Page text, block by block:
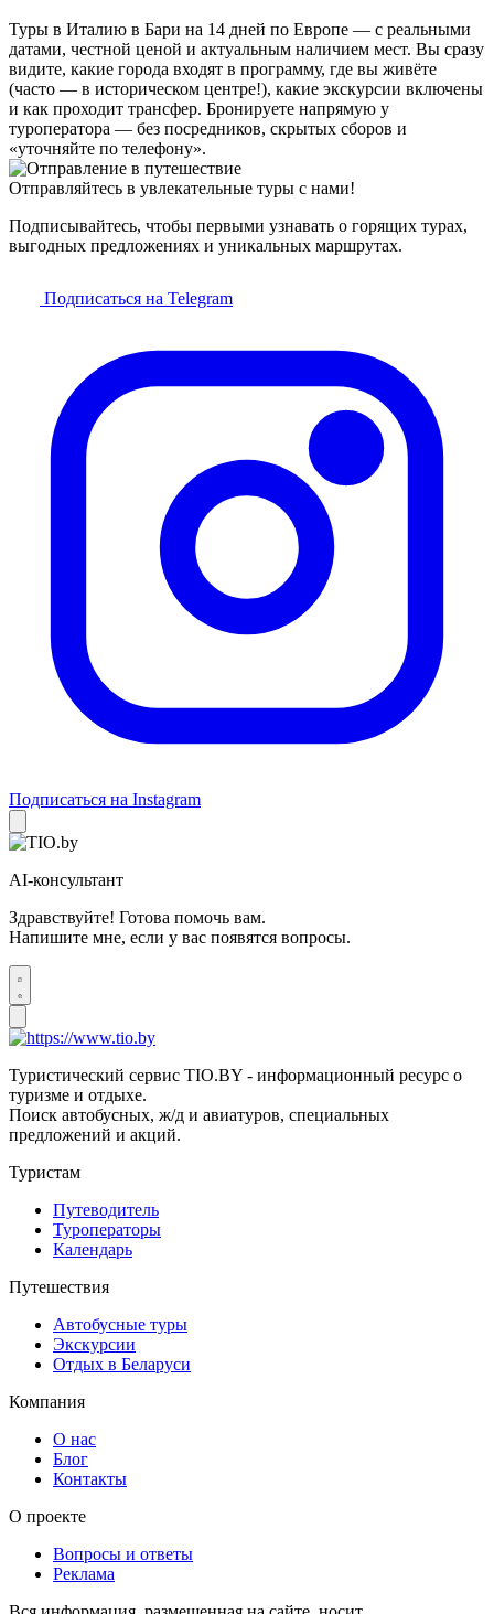
Туры в Италию в Бари на 14 дней по Европе — с реальными
датами, честной ценой и актуальным наличием мест. Вы сразу
видите, какие города входят в программу, где вы живёте
(часто — в историческом центре!), какие экскурсии включены
и как проходит трансфер. Бронируете напрямую у
туроператора — без посредников, скрытых сборов и
«уточняйте по телефону».
Отправляйтесь в увлекательные туры с нами!
Подписывайтесь, чтобы первыми узнавать о горящих турах,
выгодных предложениях и уникальных маршрутах.
Подписаться на Telegram
Подписаться на Instagram
AI-консультант
Здравствуйте! Готова помочь вам.
Напишите мне, если у вас появятся вопросы.
Туристический сервис TIO.BY - информационный ресурс о
туризме и отдыхе.
Поиск автобусных, ж/д и авиатуров, специальных
предложений и акций.
Туристам
Путеводитель
Туроператоры
Календарь
Путешествия
Автобусные туры
Экскурсии
Отдых в Беларуси
Компания
О нас
Блог
Контакты
О проекте
Вопросы и ответы
Реклама